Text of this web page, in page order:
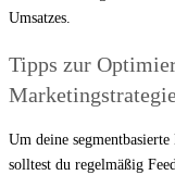
Umsatzes.
Tipps zur
Um deine
solltest du regelmäßig